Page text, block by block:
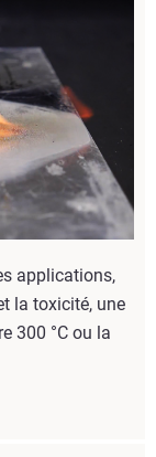
applications,
la toxicité, une
300 °C ou la